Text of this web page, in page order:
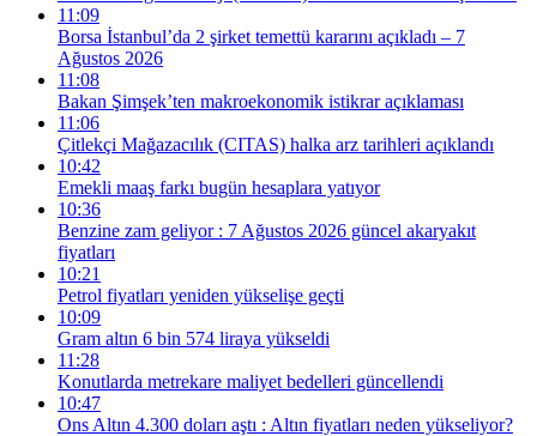
11:09
Borsa İstanbul’da 2 şirket temettü kararını açıkladı – 7
Ağustos 2026
11:08
Bakan Şimşek’ten makroekonomik istikrar açıklaması
11:06
Çitlekçi Mağazacılık (CITAS) halka arz tarihleri açıklandı
10:42
Emekli maaş farkı bugün hesaplara yatıyor
10:36
Benzine zam geliyor : 7 Ağustos 2026 güncel akaryakıt
fiyatları
10:21
Petrol fiyatları yeniden yükselişe geçti
10:09
Gram altın 6 bin 574 liraya yükseldi
11:28
Konutlarda metrekare maliyet bedelleri güncellendi
10:47
Ons Altın 4.300 doları aştı : Altın fiyatları neden yükseliyor?